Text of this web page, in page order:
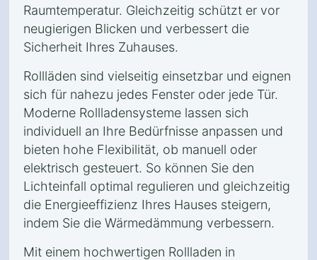
Raumtemperatur. Gleichzeitig schützt er vor
neugierigen Blicken und verbessert die
Sicherheit Ihres Zuhauses.
Rollläden sind vielseitig einsetzbar und eignen
sich für nahezu jedes Fenster oder jede Tür.
Moderne Rollladensysteme lassen sich
individuell an Ihre Bedürfnisse anpassen und
bieten hohe Flexibilität, ob manuell oder
elektrisch gesteuert. So können Sie den
Lichteinfall optimal regulieren und gleichzeitig
die Energieeffizienz Ihres Hauses steigern,
indem Sie die Wärmedämmung verbessern.
Mit einem hochwertigen Rollladen in